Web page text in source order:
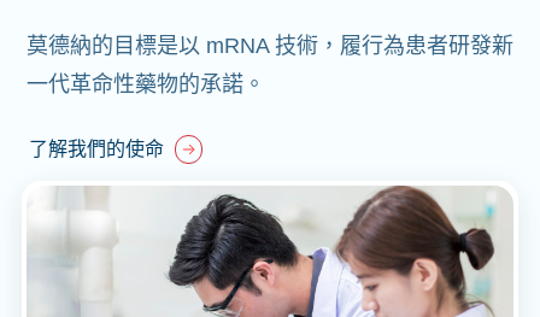
莫德納的目標是以 mRNA 技術，履行為患者研發新
一代革命性藥物的承諾。
了解我們的使命